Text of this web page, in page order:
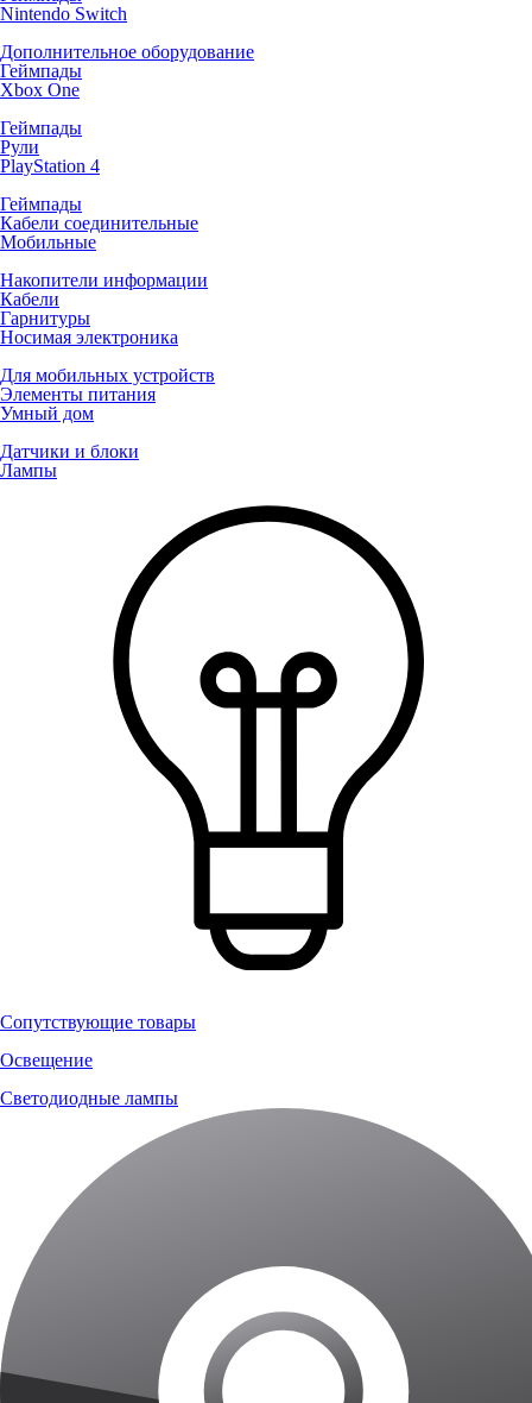
Nintendo Switch
Дополнительное оборудование
Геймпады
Xbox One
Геймпады
Рули
PlayStation 4
Геймпады
Кабели соединительные
Мобильные
Накопители информации
Кабели
Гарнитуры
Носимая электроника
Для мобильных устройств
Элементы питания
Умный дом
Датчики и блоки
Лампы
Сопутствующие товары
Освещение
Светодиодные лампы